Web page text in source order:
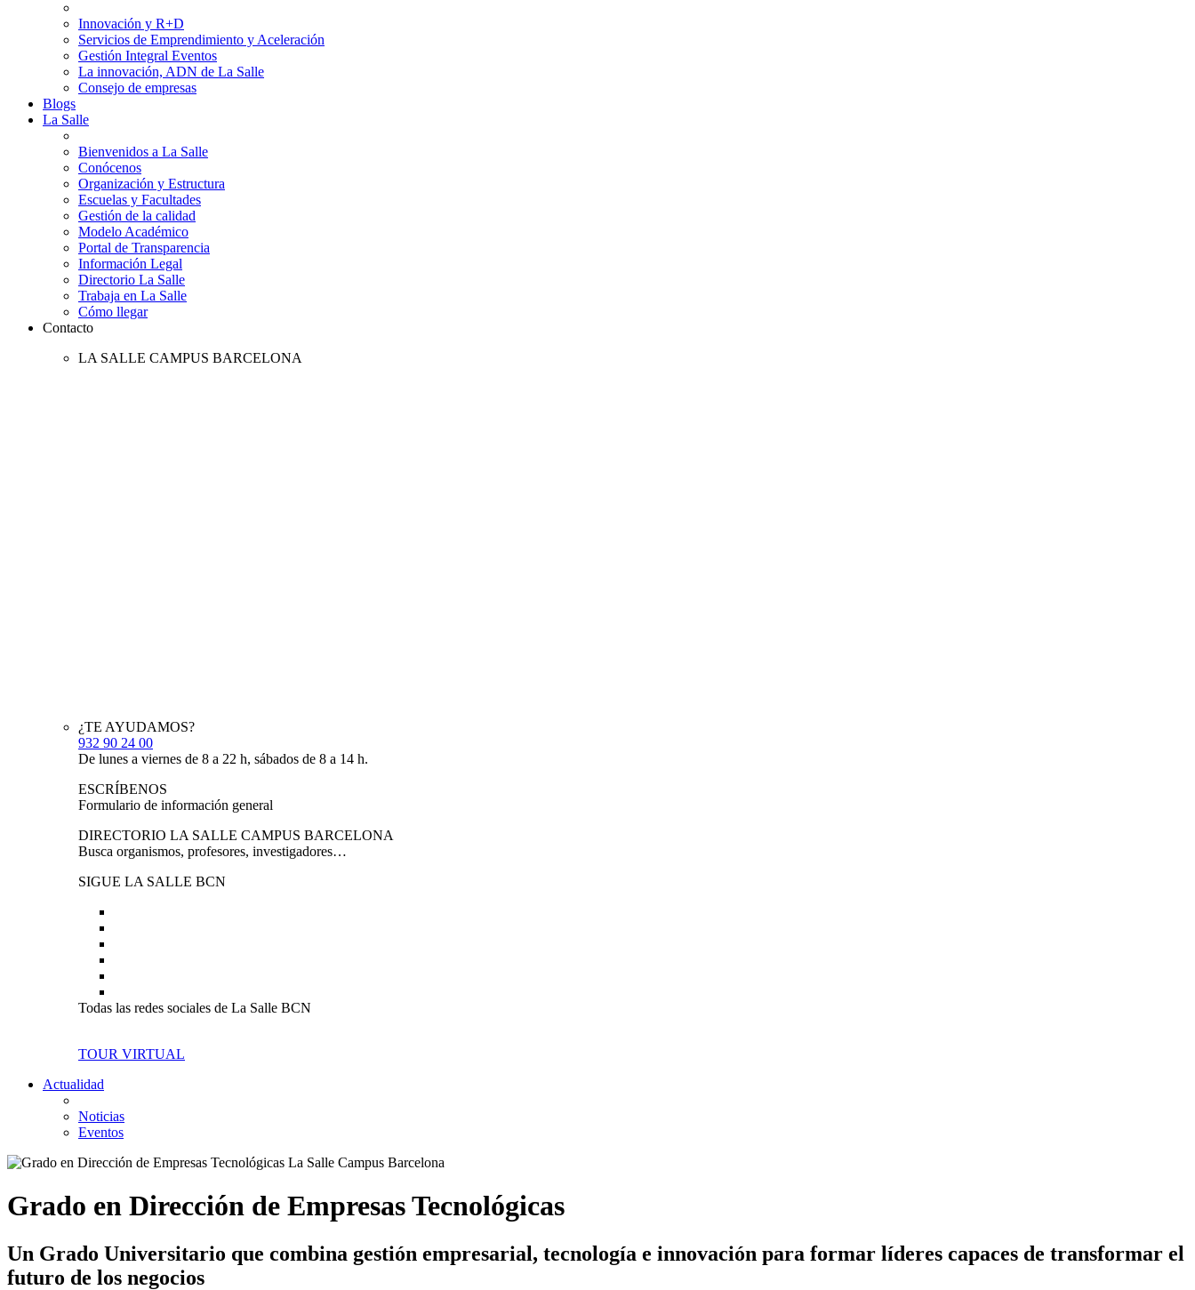
Innovación y R+D
Servicios de Emprendimiento y Aceleración
Gestión Integral Eventos
La innovación, ADN de La Salle
Consejo de empresas
Blogs
La Salle
Bienvenidos a La Salle
Conócenos
Organización y Estructura
Escuelas y Facultades
Gestión de la calidad
Modelo Académico
Portal de Transparencia
Información Legal
Directorio La Salle
Trabaja en La Salle
Cómo llegar
Contacto
LA SALLE CAMPUS BARCELONA
¿TE AYUDAMOS?
932 90 24 00
De lunes a viernes de 8 a 22 h, sábados de 8 a 14 h.
ESCRÍBENOS
Formulario de información general
DIRECTORIO LA SALLE CAMPUS BARCELONA
Busca organismos, profesores, investigadores…
SIGUE LA SALLE BCN
Todas las redes sociales de La Salle BCN
TOUR VIRTUAL
Actualidad
Noticias
Eventos
Grado en Dirección de Empresas Tecnológicas
Un Grado Universitario que combina gestión empresarial, tecnología e innovación para formar líderes capaces de transformar el
futuro de los negocios